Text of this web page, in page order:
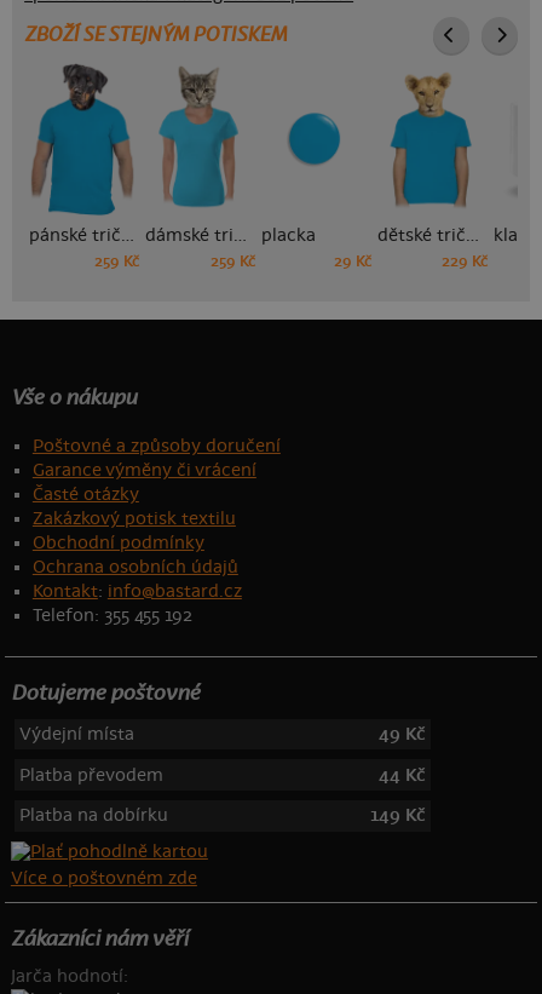
ZBOŽÍ SE STEJNÝM POTISKEM
pánské tričko
259 Kč
dámské tričko
259 Kč
placka
29 Kč
dětské tričko
229 Kč
Vše o nákupu
Poštovné a způsoby doručení
Garance výměny či vrácení
Časté otázky
Zakázkový potisk textilu
Obchodní podmínky
Ochrana osobních údajů
Kontakt: info@bastard.cz
Telefon: 355 455 192
Dotujeme poštovné
Výdejní místa
49 Kč
Platba převodem
44 Kč
Platba na dobírku
149 Kč
Více o poštovném zde
Zákazníci nám věří
Jarča hodnotí: